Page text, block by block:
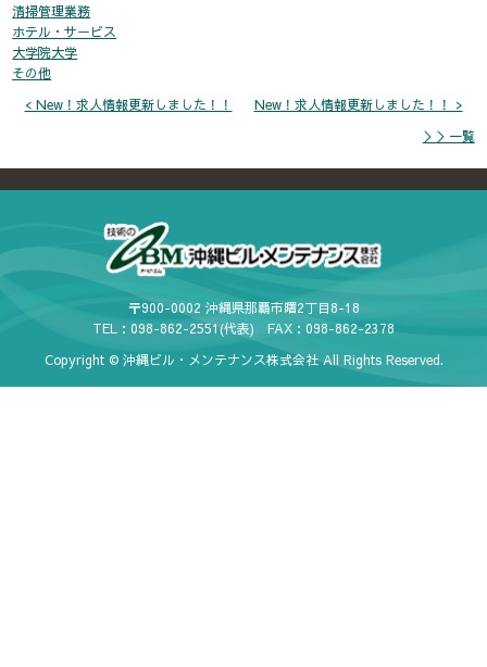
清掃管理業務
ホテル・サービス
大学院大学
その他
< New！求人情報更新しました！！
New！求人情報更新しました！！ >
＞＞一覧
〒900-0002 沖縄県那覇市曙2丁目8-18
TEL：098-862-2551(代表) FAX：098-862-2378
Copyright © 沖縄ビル・メンテナンス株式会社 All Rights Reserved.